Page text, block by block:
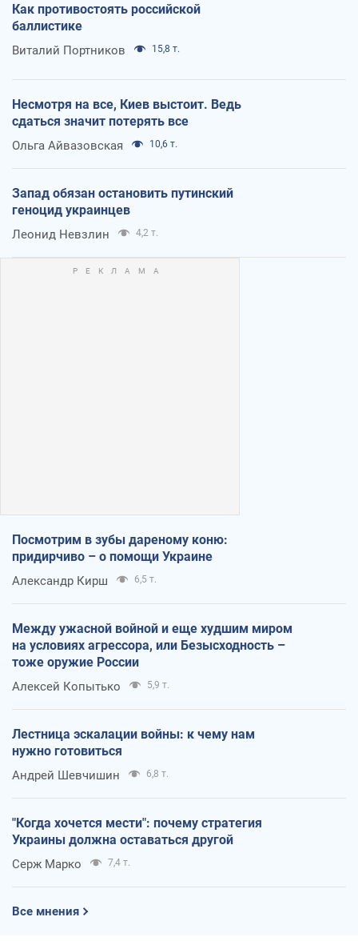
Как противостоять российской
баллистике
Виталий Портников 15,8 т.
Несмотря на все, Киев выстоит. Ведь
сдаться значит потерять все
Ольга Айвазовская 10,6 т.
Запад обязан остановить путинский
геноцид украинцев
Леонид Невзлин 4,2 т.
Посмотрим в зубы дареному коню:
придирчиво – о помощи Украине
Александр Кирш 6,5 т.
Между ужасной войной и еще худшим миром
на условиях агрессора, или Безысходность –
тоже оружие России
Алексей Копытько 5,9 т.
Лестница эскалации войны: к чему нам
нужно готовиться
Андрей Шевчишин 6,8 т.
"Когда хочется мести": почему стратегия
Украины должна оставаться другой
Серж Марко 7,4 т.
Все мнения